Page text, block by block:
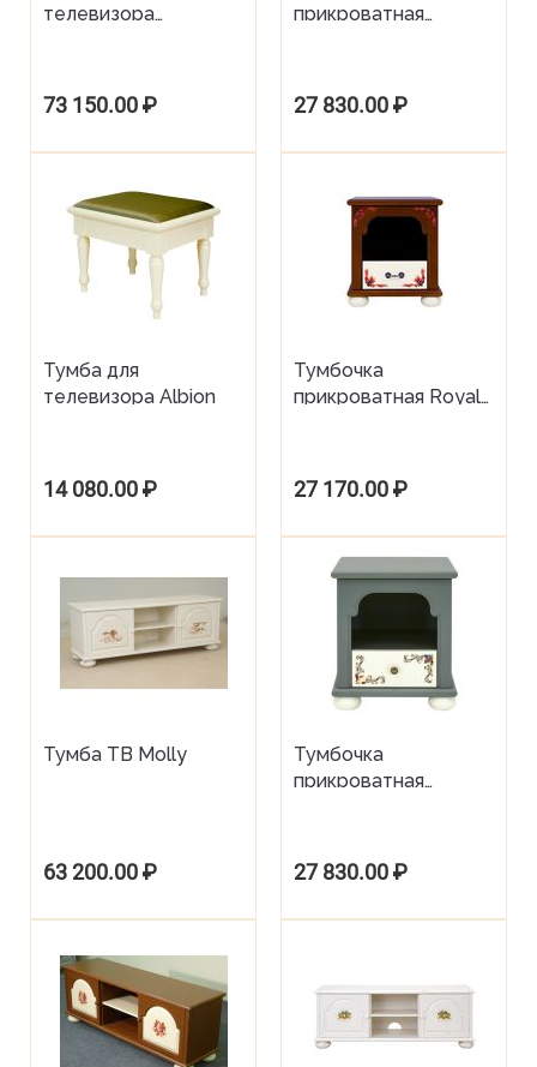
телевизора
73 150.00₽
прикроватная
27 830.00₽
Тумба для
телевизора Albion
14 080.00₽
Тумбочка
прикроватная Royal
27 170.00₽
Тумба ТВ Molly
63 200.00₽
Тумбочка
прикроватная
27 830.00₽